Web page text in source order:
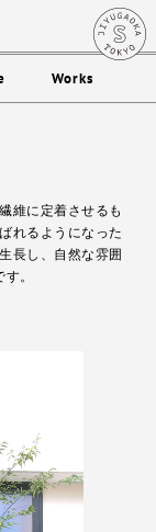
Works
維に定着させるも
れるようになった
長し、自然な雰囲
。